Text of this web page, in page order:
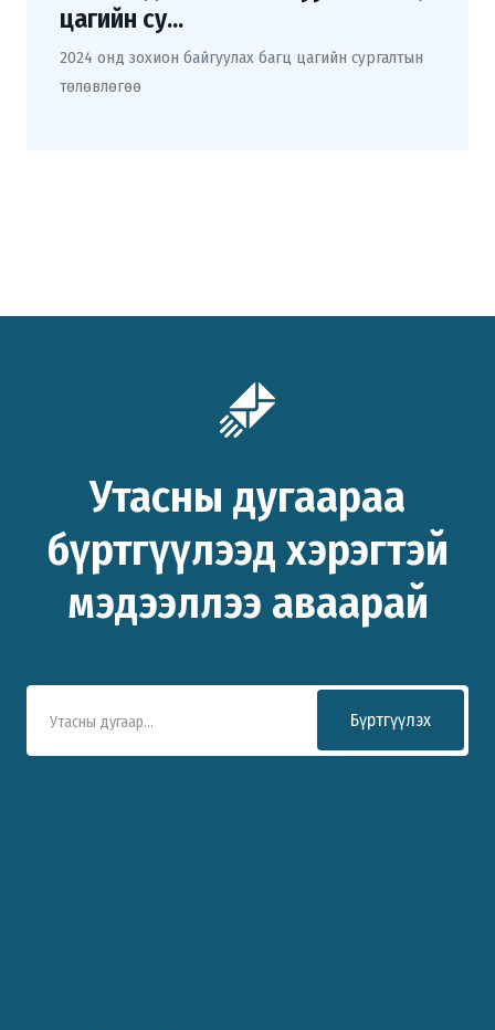
цагийн су...
2024 онд зохион байгуулах багц цагийн сургалтын
төлөвлөгөө
Утасны дугаараа
бүртгүүлээд хэрэгтэй
мэдээллээ аваарай
Бүртгүүлэх